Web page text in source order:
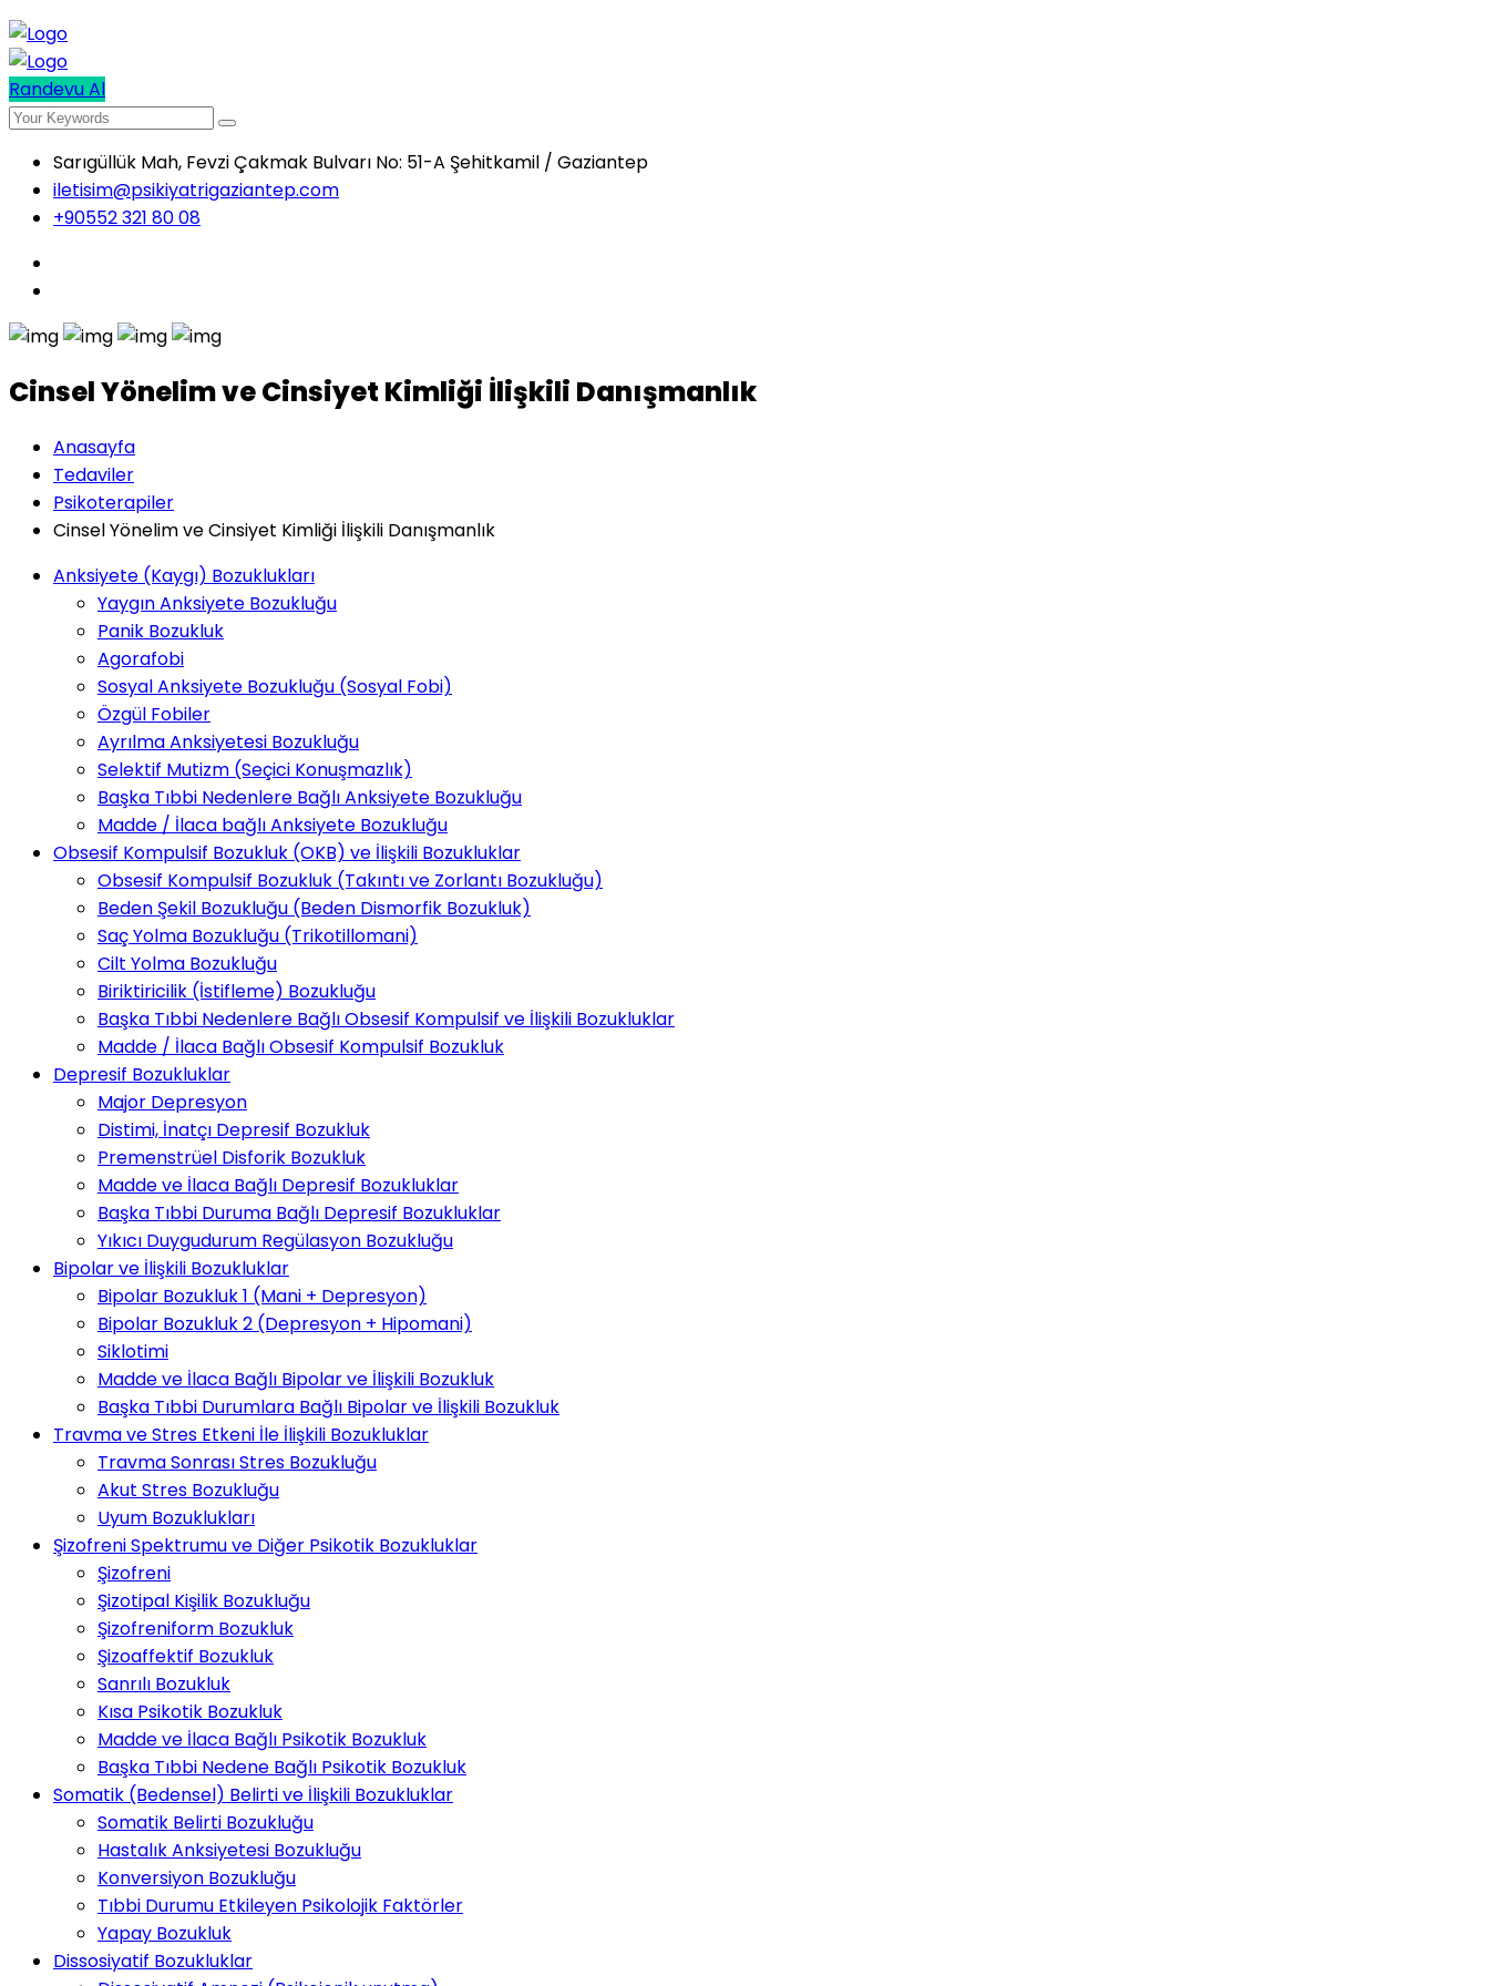
Randevu Al
Sarıgüllük Mah, Fevzi Çakmak Bulvarı No: 51-A Şehitkamil / Gaziantep
iletisim@psikiyatrigaziantep.com
+90552 321 80 08
Cinsel Yönelim ve Cinsiyet Kimliği İlişkili Danışmanlık
Anasayfa
Tedaviler
Psikoterapiler
Cinsel Yönelim ve Cinsiyet Kimliği İlişkili Danışmanlık
Anksiyete (Kaygı) Bozuklukları
Yaygın Anksiyete Bozukluğu
Panik Bozukluk
Agorafobi
Sosyal Anksiyete Bozukluğu (Sosyal Fobi)
Özgül Fobiler
Ayrılma Anksiyetesi Bozukluğu
Selektif Mutizm (Seçici Konuşmazlık)
Başka Tıbbi Nedenlere Bağlı Anksiyete Bozukluğu
Madde / İlaca bağlı Anksiyete Bozukluğu
Obsesif Kompulsif Bozukluk (OKB) ve İlişkili Bozukluklar
Obsesif Kompulsif Bozukluk (Takıntı ve Zorlantı Bozukluğu)
Beden Şekil Bozukluğu (Beden Dismorfik Bozukluk)
Saç Yolma Bozukluğu (Trikotillomani)
Cilt Yolma Bozukluğu
Biriktiricilik (İstifleme) Bozukluğu
Başka Tıbbi Nedenlere Bağlı Obsesif Kompulsif ve İlişkili Bozukluklar
Madde / İlaca Bağlı Obsesif Kompulsif Bozukluk
Depresif Bozukluklar
Major Depresyon
Distimi, İnatçı Depresif Bozukluk
Premenstrüel Disforik Bozukluk
Madde ve İlaca Bağlı Depresif Bozukluklar
Başka Tıbbi Duruma Bağlı Depresif Bozukluklar
Yıkıcı Duygudurum Regülasyon Bozukluğu
Bipolar ve İlişkili Bozukluklar
Bipolar Bozukluk 1 (Mani + Depresyon)
Bipolar Bozukluk 2 (Depresyon + Hipomani)
Siklotimi
Madde ve İlaca Bağlı Bipolar ve İlişkili Bozukluk
Başka Tıbbi Durumlara Bağlı Bipolar ve İlişkili Bozukluk
Travma ve Stres Etkeni İle İlişkili Bozukluklar
Travma Sonrası Stres Bozukluğu
Akut Stres Bozukluğu
Uyum Bozuklukları
Şizofreni Spektrumu ve Diğer Psikotik Bozukluklar
Şizofreni
Şizotipal Kişilik Bozukluğu
Şizofreniform Bozukluk
Şizoaffektif Bozukluk
Sanrılı Bozukluk
Kısa Psikotik Bozukluk
Madde ve İlaca Bağlı Psikotik Bozukluk
Başka Tıbbi Nedene Bağlı Psikotik Bozukluk
Somatik (Bedensel) Belirti ve İlişkili Bozukluklar
Somatik Belirti Bozukluğu
Hastalık Anksiyetesi Bozukluğu
Konversiyon Bozukluğu
Tıbbi Durumu Etkileyen Psikolojik Faktörler
Yapay Bozukluk
Dissosiyatif Bozukluklar